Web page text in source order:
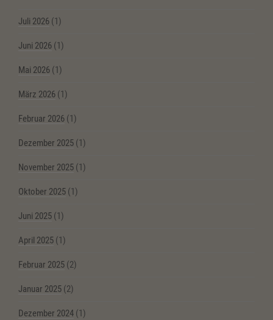
Juli 2026 (1)
Juni 2026 (1)
Mai 2026 (1)
März 2026 (1)
Februar 2026 (1)
Dezember 2025 (1)
November 2025 (1)
Oktober 2025 (1)
Juni 2025 (1)
April 2025 (1)
Februar 2025 (2)
Januar 2025 (2)
Dezember 2024 (1)